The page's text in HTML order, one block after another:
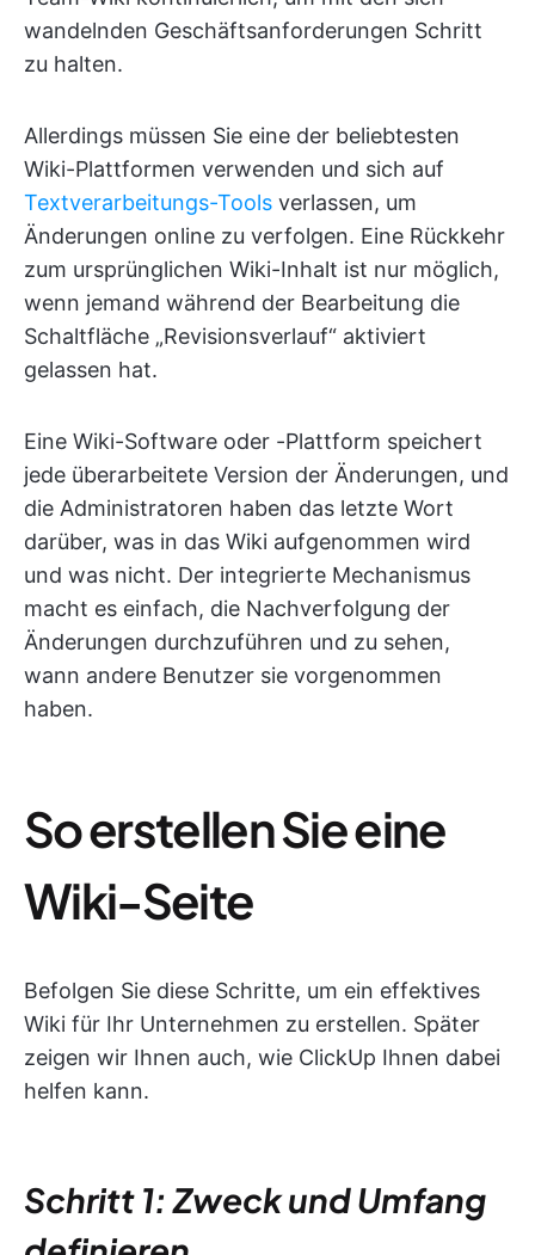
wandelnden Geschäftsanforderungen Schritt
zu halten.
Allerdings müssen Sie eine der beliebtesten
Wiki-Plattformen verwenden und sich auf
Textverarbeitungs-Tools verlassen, um
Änderungen online zu verfolgen. Eine Rückkehr
zum ursprünglichen Wiki-Inhalt ist nur möglich,
wenn jemand während der Bearbeitung die
Schaltfläche „Revisionsverlauf“ aktiviert
gelassen hat.
Eine Wiki-Software oder -Plattform speichert
jede überarbeitete Version der Änderungen, und
die Administratoren haben das letzte Wort
darüber, was in das Wiki aufgenommen wird
und was nicht. Der integrierte Mechanismus
macht es einfach, die Nachverfolgung der
Änderungen durchzuführen und zu sehen,
wann andere Benutzer sie vorgenommen
haben.
So erstellen Sie eine
Wiki-Seite
Befolgen Sie diese Schritte, um ein effektives
Wiki für Ihr Unternehmen zu erstellen. Später
zeigen wir Ihnen auch, wie ClickUp Ihnen dabei
helfen kann.
Schritt 1: Zweck und Umfang